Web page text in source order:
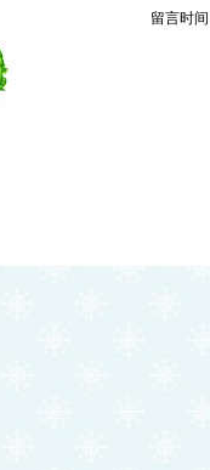
留言时间